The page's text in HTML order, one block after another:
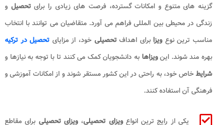
گزینه های متنوع و امکانات گسترده، فرصت های زیادی را برایتحصیل و
زندگی در محیطی بین المللی فراهم می آورد. متقاضیان می توانند با انتخاب
مناسب ترین نوع ویزابرای اهدافتحصیلیخود، از مزایای تحصیل در ترکیه
بهره مند شوند. اینویزاها به دانشجویان کمک می کنند تا با توجه به نیازها و
شرایطخاص خود، به راحتی در این کشور مستقر شوند و از امکانات آموزشی و
فرهنگی آن استفاده کنند.
یکی از رایج ترین انواعویزای تحصیلی،ویزای تحصیلی برای مقاطع